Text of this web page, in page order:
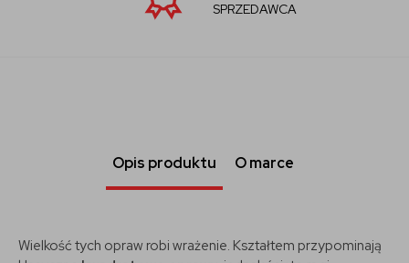
SPRZEDAWCA
Opis produktu O marce
Wielkość tych opraw robi wrażenie. Kształtem przypominają